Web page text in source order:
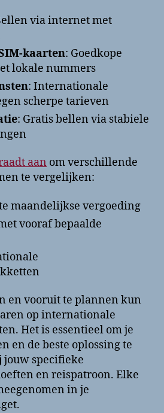
via internet met
kaarten: Goedkope
lokale nummers
: Internationale
scherpe tarieven
: Gratis bellen via stabiele
aan om verschillende
te vergelijken:
maandelijkse vergoeding
vooraf bepaalde
en vooruit te plannen kun
op internationale
Het is essentieel om je
en de beste oplossing te
jouw specifieke
en reispatroon. Elke
in je